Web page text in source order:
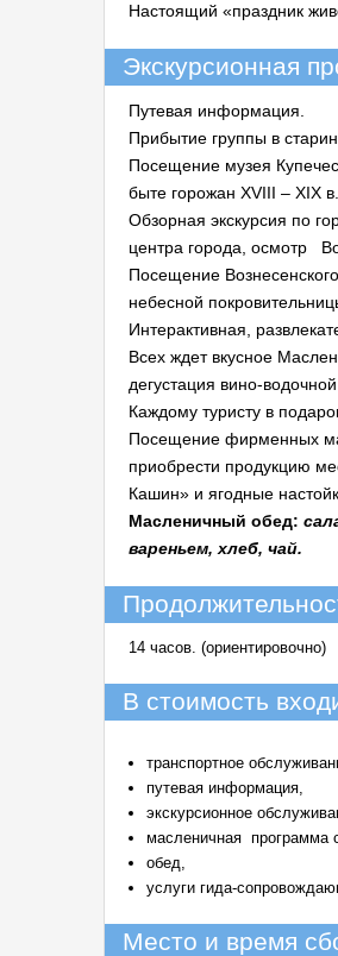
Настоящий «праздник
Экскурсионная
Путевая информация.
Прибытие группы в
Посещение музея
быте горожан XVIII – XIX
Обзорная экскурсия по
центра города, осмотр
Посещение
небесной
Интерактивная,
Всех ждет вкусное
дегустация вино-
Каждому туристу в
Посещение фирменных
приобрести продукцию
Кашин» и ягодные
Масленичный обед:
вареньем, хлеб, чай.
14 часов. (ориентировочно)
В стоимость
транспортное
путевая информация,
экскурсионное
масленичная программа
обед,
услуги гида-
Место и время